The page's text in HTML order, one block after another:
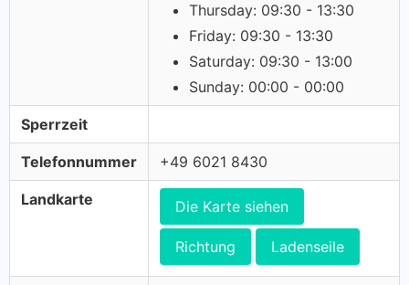
Thursday: 09:30 - 13:30
Friday: 09:30 - 13:30
Saturday: 09:30 - 13:00
Sunday: 00:00 - 00:00
Sperrzeit
Telefonnummer +49 6021 8430
Landkarte Die Karte siehen
Richtung Ladenseile